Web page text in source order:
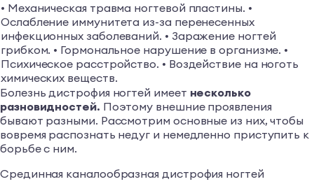
• Механическая травма ногтевой пластины. •
Ослабление иммунитета из-за перенесенных
инфекционных заболеваний. • Заражение ногтей
грибком. • Гормональное нарушение в организме. •
Психическое расстройство. • Воздействие на ноготь
химических веществ.
Болезнь дистрофия ногтей имеет несколько
разновидностей. Поэтому внешние проявления
бывают разными. Рассмотрим основные из них, чтобы
вовремя распознать недуг и немедленно приступить к
борьбе с ним.
Срединная каналообразная дистрофия ногтей